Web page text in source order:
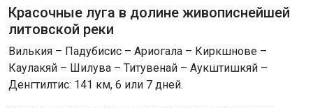
Красочные луга в долине живописнейшей
литовской реки
Вилькия – Падубисис – Ариогала – Киркшнове –
Каулакяй – Шилува – Титувенай – Аукштишкяй –
Денгтилтис: 141 км, 6 или 7 дней.